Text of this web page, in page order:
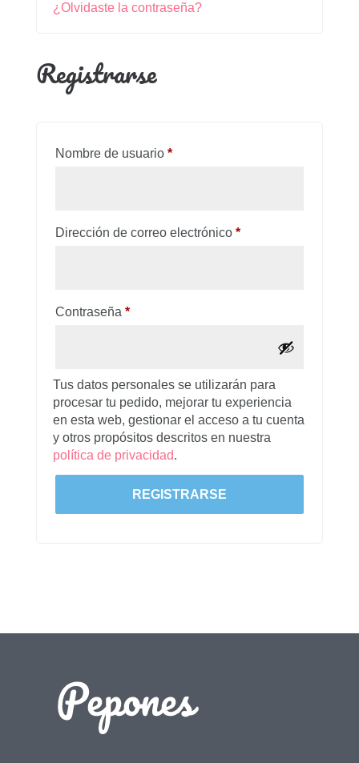
¿Olvidaste la contraseña?
Registrarse
Nombre de usuario *Obligatorio
Dirección de correo electrónico *Obligatorio
Contraseña *Obligatorio
Tus datos personales se utilizarán para
procesar tu pedido, mejorar tu experiencia
en esta web, gestionar el acceso a tu cuenta
y otros propósitos descritos en nuestra
política de privacidad.
REGISTRARSE